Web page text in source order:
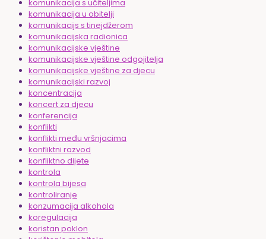
komunikacija s učiteljima
komunikacija u obitelji
komunikacijs s tinejdžerom
komunikacijska radionica
komunikacijske vještine
komunikacijske vještine odgojitelja
komunikacijske vještine za djecu
komunikacijski razvoj
koncentracija
koncert za djecu
konferencija
konflikti
konflikti među vršnjacima
konfliktni razvod
konfliktno dijete
kontrola
kontrola bijesa
kontroliranje
konzumacija alkohola
koregulacija
koristan poklon